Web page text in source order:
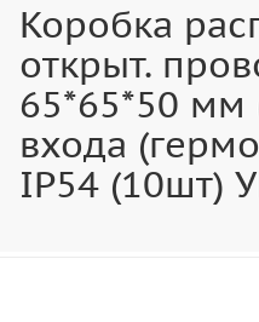
Коробка
открыт.
65*65*50 мм
входа
IP54 (10шт)